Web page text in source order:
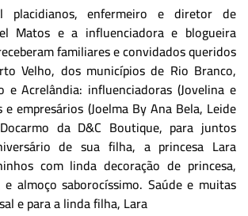
placidianos, enfermeiro e diretor de
Matos e a influenciadora e blogueira
familiares e convidados queridos
Velho, dos municípios de Rio Branco,
e Acrelândia: influenciadoras (Jovelina e
e empresários (Joelma By Ana Bela, Leide
da D&C Boutique, para juntos
de sua filha, a princesa Lara
com linda decoração de princesa,
almoço saborocíssimo. Saúde e muitas
e para a linda filha, Lara